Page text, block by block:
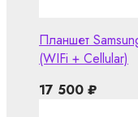
Планшет
(WIFi + Cellular)
17 500 ₽